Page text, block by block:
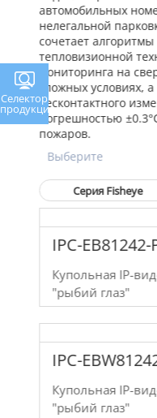
автомобильных
нелегальной
сочетает алгоритмы
тепловизионной
мониторинга на
сложных условиях,
бесконтактного
погрешностью
пожаров.
Серия Fisheye
IPC-EB81242-
Купольная IP-
"рыбий глаз"
IPC-
Купольная IP-
"рыбий глаз"
Селектор
продукции